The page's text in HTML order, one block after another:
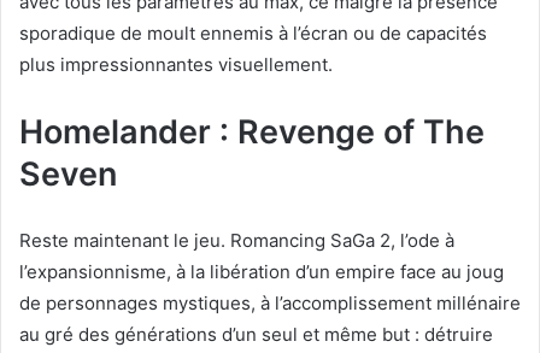
sporadique de moult ennemis à l’écran ou de capacités
plus impressionnantes visuellement.
Homelander : Revenge of The
Seven
Reste maintenant le jeu. Romancing SaGa 2, l’ode à
l’expansionnisme, à la libération d’un empire face au joug
de personnages mystiques, à l’accomplissement millénaire
au gré des générations d’un seul et même but : détruire